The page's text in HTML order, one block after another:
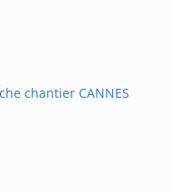
chantier CANNES